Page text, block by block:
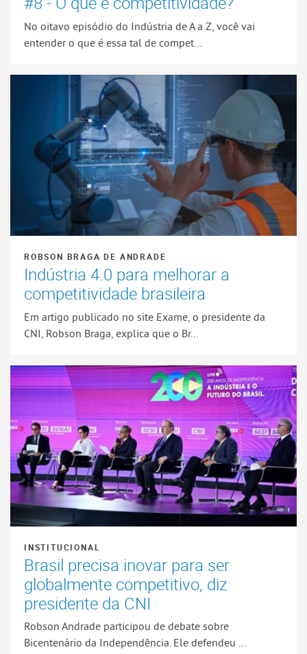
No oitavo episódio do Indústria de A a Z, você vai
entender o que é essa tal de compet...
ROBSON BRAGA DE ANDRADE
Indústria 4.0 para melhorar a
competitividade brasileira
Em artigo publicado no site Exame, o presidente da
CNI, Robson Braga, explica que o Br...
INSTITUCIONAL
Brasil precisa inovar para ser
globalmente competitivo, diz
presidente da CNI
Robson Andrade participou de debate sobre
Bicentenário da Independência. Ele defendeu ...